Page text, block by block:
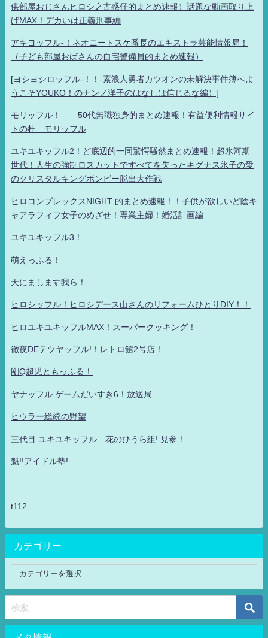
供部屋おじさんヒロシ之古惑仔的まとめ速報）話題な動画取り上
げMAX！デカいは正義刑事編
アキヨッフル-！ネオニートスケ番長のエキストラ芸能情報局！
（子ども部屋おばさんの自宅警備員的まとめ速報）
[ヨシヨシロッフル-！！-素浪人勇者カツオンの未解決事件簿へよ
うこそYOUKO！のナンノ洋子のはなしは信じるな編）]
モリッフル！ 50代無職独身的まとめ速報！有益便利情報サイ
トの杜 モリッフル
ユキユキッフル2！ど底辺的一同驚愕騒然まとめ速報！超氷河期
世代！人生の強制ロスカットですべてを失ったキグナス氷子の愛
のクリスタルキングボンビー脱出大作戦
ヒロコンプレックスNIGHT 的まとめ速報！！子供が欲しいど陰キ
ャアラフィフ女子のめざせ！専業主婦！婚活計画編
ユキユキッフル3！
萌えっふる！
天にまします我ら！
ヒロシッフル！ヒロシデース山さんのリフォームひとりDIY！！
ヒロユキユキッフルMAX！スーパークッキング！
徹夜DEテツヤッフル!！レトロ館2号店！
剛Q超児ともっふる！
ヤナッフル ゲームだいすき6！放送局
ヒウラー総統の野望
三代目 ユキユキッフル 花のひうら組! 見参！
魁!!アイドル塾!
t112
カテゴリー